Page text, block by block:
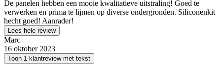
De panelen hebben een mooie kwalitatieve uitstraling! Goed te
verwerken en prima te lijmen op diverse ondergronden. Siliconenkit
hecht goed! Aanrader!
Lees hele review
Marc
16 oktober 2023
Toon 1 klantreview met tekst